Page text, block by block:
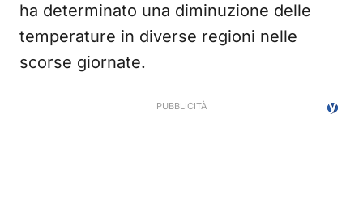
ha determinato una diminuzione delle
temperature in diverse regioni nelle
scorse giornate.